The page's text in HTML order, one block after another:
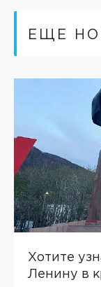
ЕЩЕ
Хотите
Ленину в